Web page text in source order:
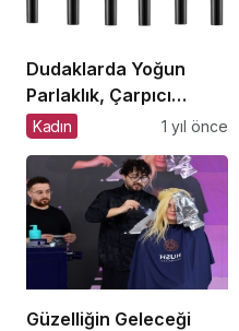
Dudaklarda Yoğun
Parlaklık, Çarpıcı
Dolgunluk: Flormar Lift
Lipliner
Kadın 1 yıl önce
Güzelliğin Geleceği